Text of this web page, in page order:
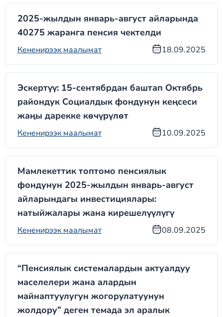
2025-жылдын январь-август айларында
40275 жаранга пенсия чектелди
Кененирээк маалымат 18.09.2025
Эскертүү: 15-сентябрдан баштап Октябрь
райондук Социалдык фондунун кеңсеси
жаңы дарекке көчүрүлөт
Кененирээк маалымат 10.09.2025
Мамлекеттик топтомо пенсиялык
фондунун 2025-жылдын январь-август
айларындагы инвестициялары:
натыйжалары жана кирешелүүлүгү
Кененирээк маалымат 08.09.2025
“Пенсиялык системалардын актуалдуу
маселелери жана алардын
майнаптуулугун жогорулатуунун
жолдору” деген темада эл аралык